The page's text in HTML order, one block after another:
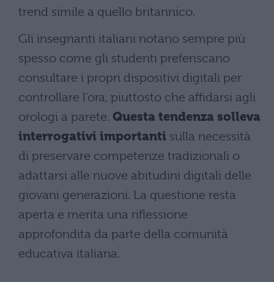
trend simile a quello britannico.
Gli insegnanti italiani notano sempre più
spesso come gli studenti preferiscano
consultare i propri dispositivi digitali per
controllare l’ora, piuttosto che affidarsi agli
orologi a parete. Questa tendenza solleva
interrogativi importanti sulla necessità
di preservare competenze tradizionali o
adattarsi alle nuove abitudini digitali delle
giovani generazioni. La questione resta
aperta e merita una riflessione
approfondita da parte della comunità
educativa italiana.